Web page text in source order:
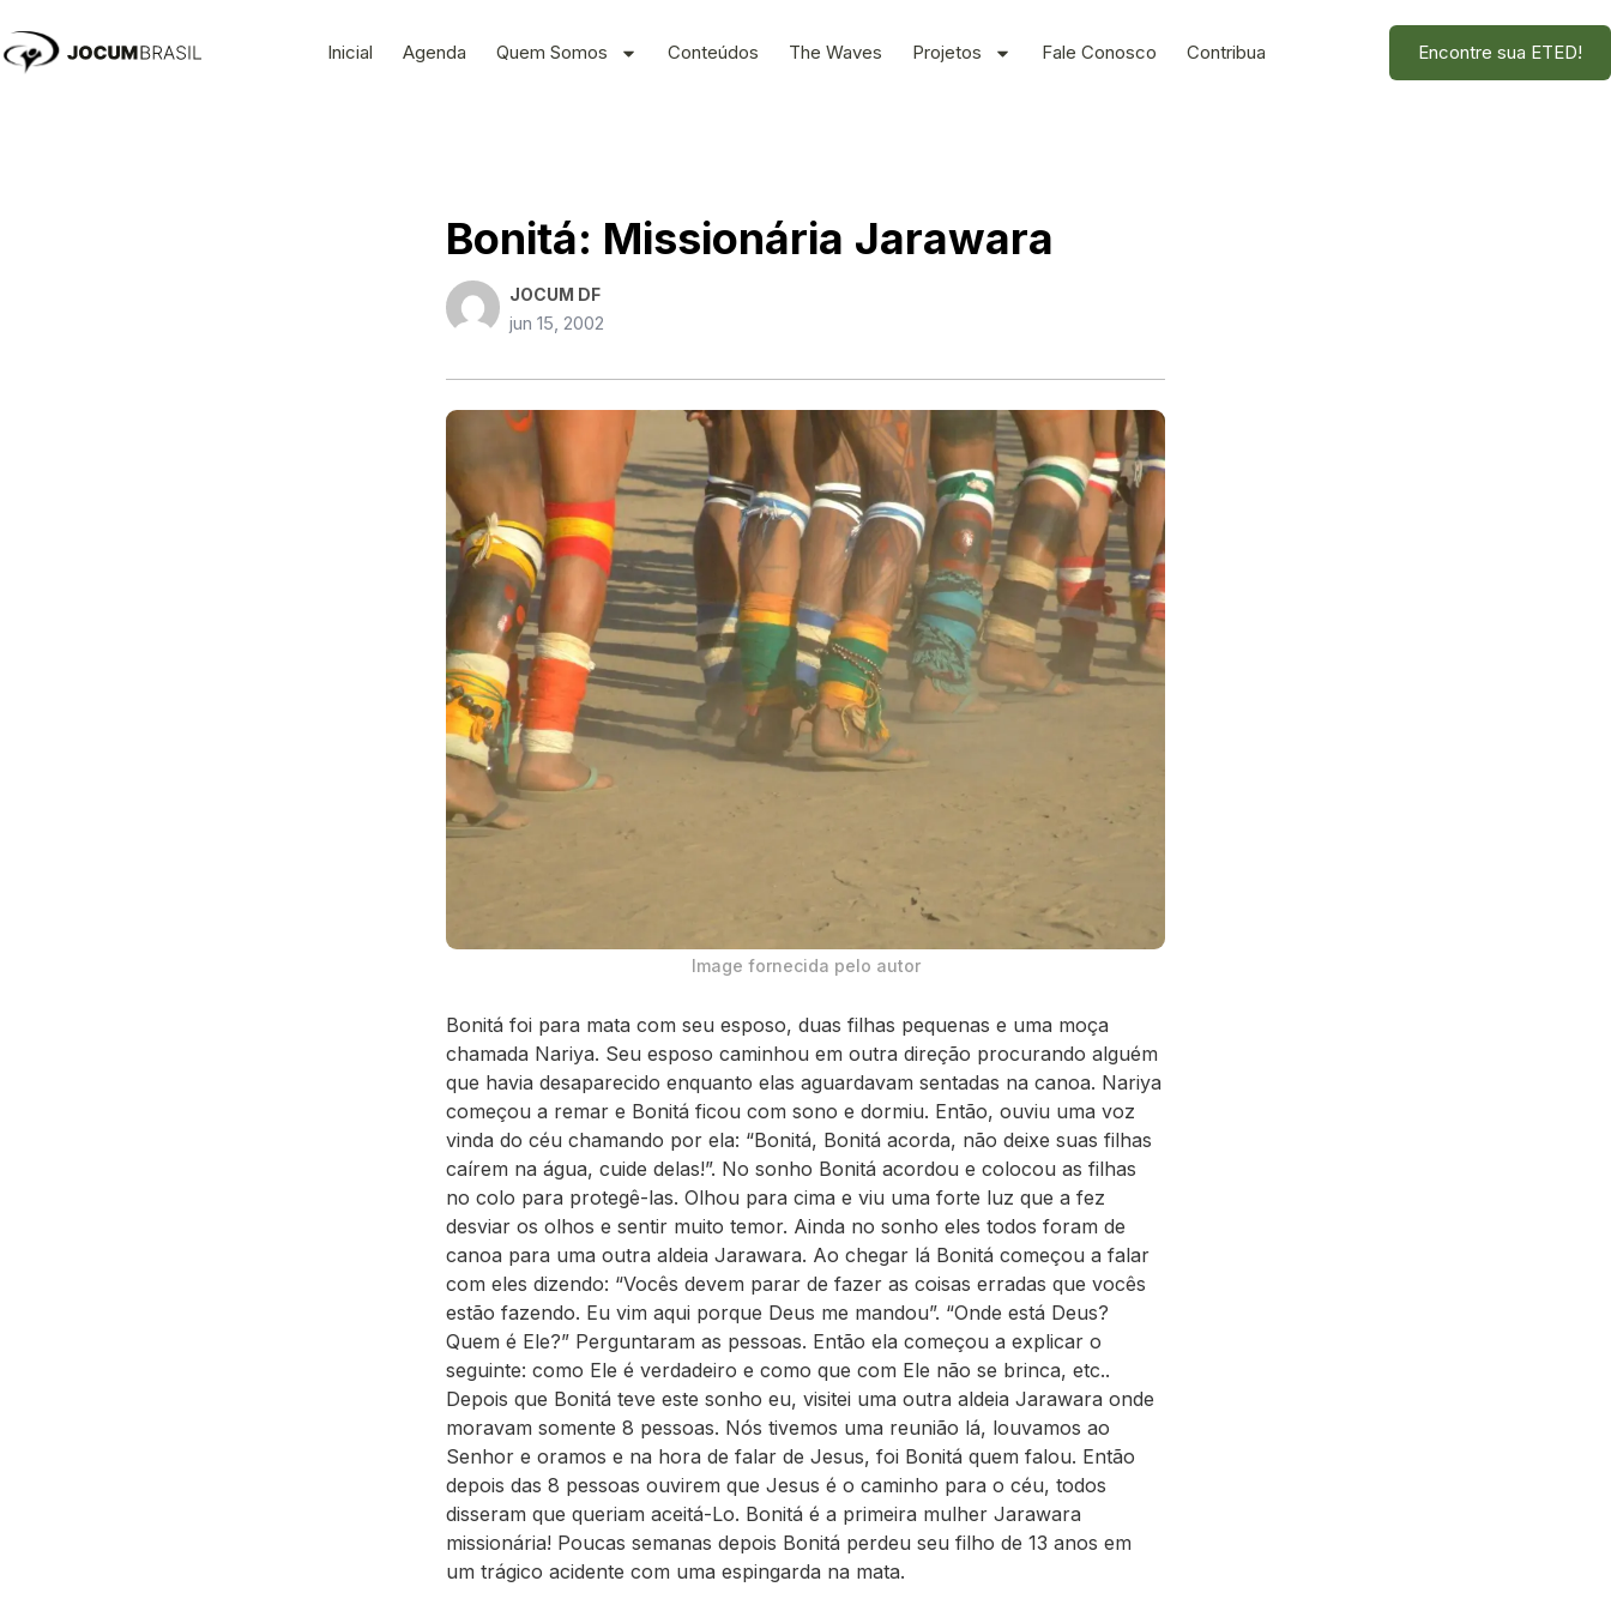
para
Inicial Agenda Quem Somos Conteúdos The Waves Projetos Fale Conosco Contribua Encontre sua ETED!
Bonitá: Missionária Jarawara
JOCUM DF
jun 15, 2002
Image fornecida pelo autor
Bonitá foi para mata com seu esposo, duas filhas pequenas e uma moça
chamada Nariya. Seu esposo caminhou em outra direção procurando alguém
que havia desaparecido enquanto elas aguardavam sentadas na canoa. Nariya
começou a remar e Bonitá ficou com sono e dormiu. Então, ouviu uma voz
vinda do céu chamando por ela: “Bonitá, Bonitá acorda, não deixe suas filhas
caírem na água, cuide delas!”. No sonho Bonitá acordou e colocou as filhas
no colo para protegê-las. Olhou para cima e viu uma forte luz que a fez
desviar os olhos e sentir muito temor. Ainda no sonho eles todos foram de
canoa para uma outra aldeia Jarawara. Ao chegar lá Bonitá começou a falar
com eles dizendo: “Vocês devem parar de fazer as coisas erradas que vocês
estão fazendo. Eu vim aqui porque Deus me mandou”. “Onde está Deus?
Quem é Ele?” Perguntaram as pessoas. Então ela começou a explicar o
seguinte: como Ele é verdadeiro e como que com Ele não se brinca, etc..
Depois que Bonitá teve este sonho eu, visitei uma outra aldeia Jarawara onde
moravam somente 8 pessoas. Nós tivemos uma reunião lá, louvamos ao
Senhor e oramos e na hora de falar de Jesus, foi Bonitá quem falou. Então
depois das 8 pessoas ouvirem que Jesus é o caminho para o céu, todos
disseram que queriam aceitá-Lo. Bonitá é a primeira mulher Jarawara
missionária! Poucas semanas depois Bonitá perdeu seu filho de 13 anos em
um trágico acidente com uma espingarda na mata.